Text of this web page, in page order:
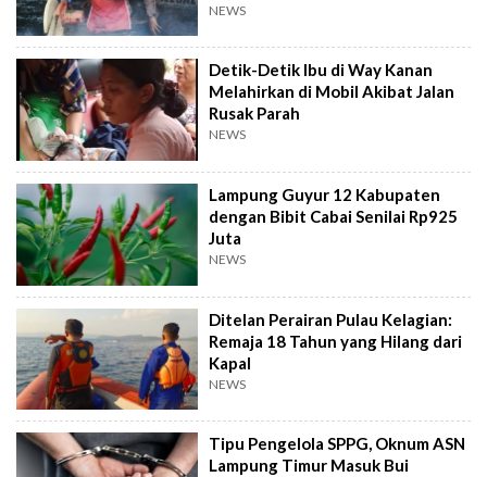
NEWS
Detik-Detik Ibu di Way Kanan
Melahirkan di Mobil Akibat Jalan
Rusak Parah
NEWS
Lampung Guyur 12 Kabupaten
dengan Bibit Cabai Senilai Rp925
Juta
NEWS
Ditelan Perairan Pulau Kelagian:
Remaja 18 Tahun yang Hilang dari
Kapal
NEWS
Tipu Pengelola SPPG, Oknum ASN
Lampung Timur Masuk Bui